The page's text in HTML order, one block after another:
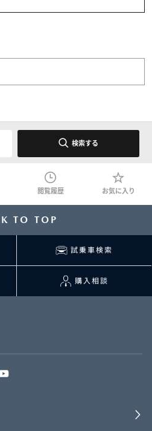
検索する
閲覧履歴 お気に入り
TO TOP
試乗車検索
購入相談